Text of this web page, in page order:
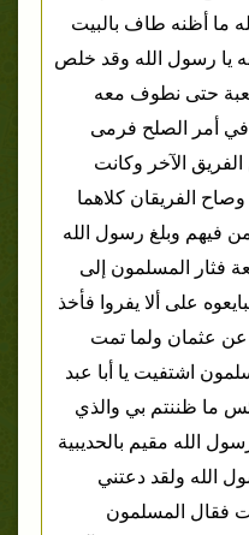
ما أظنه طاف بالبيت
يا رسول الله وقد خلص
حتى نطوف معه
أمر الصلح فرمى
الآخر وكانت
الفريقان كلاهما
فيهم وبلغ رسول الله
فثار المسلمون إلى
على ألا يفروا فأخذ
عن عثمان ولما تمت
اشتفيت يا أبا عبد
ما ظننتم بي والذي
الله مقيم بالحديبية
الله ولقد دعتني
فقال المسلمون